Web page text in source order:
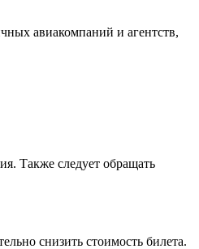
авиакомпаний и агентств,
Также следует обращать
снизить стоимость билета.